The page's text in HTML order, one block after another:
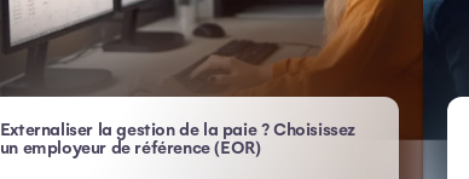
Externaliser la gestion de la paie ? Choisissez
un employeur de référence (EOR)- Atlas HXM